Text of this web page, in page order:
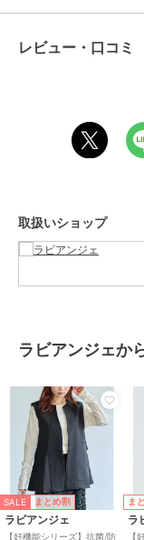
・マルチサイズ/大きい
生地の厚さ：普通
【お買いものをよりお
▼商品のお気に入り登
お気に入りアイテムの
す。
▼ブランドのお気に入
新商品やクーポン配布
レビュー・口コミ
取扱いショップ
ラビアンジェか
SALE まとめ割
ラビアンジェ
【好機能シリーズ】抗菌/防
ま
ラ
【